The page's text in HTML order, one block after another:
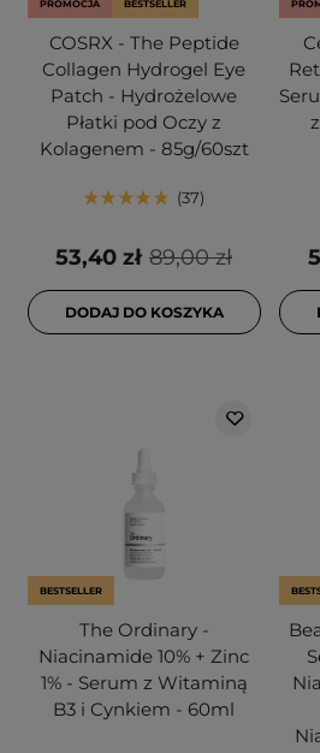
PROMOCJA BESTSELLER
COSRX - The Peptide
Collagen Hydrogel Eye
Patch - Hydrożelowe
Płatki pod Oczy z
Kolagenem - 85g/60szt
37
89,00 zł
53,40 zł
DODAJ DO KOSZYKA
BESTSELLER
The Ordinary -
Niacinamide 10% + Zinc
1% - Serum z Witaminą
B3 i Cynkiem - 60ml